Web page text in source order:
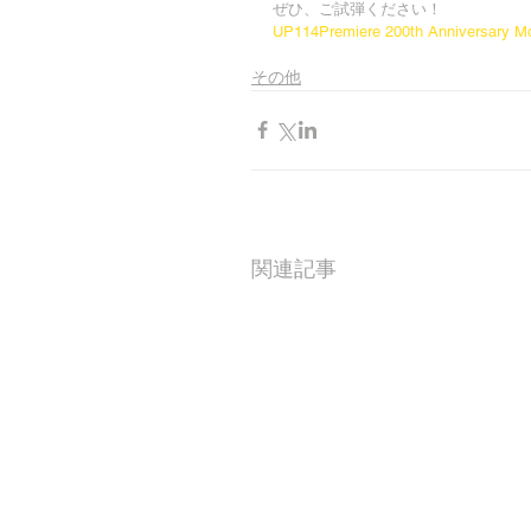
ぜひ、ご試弾ください！
UP114Premiere 200th Anniversary
その他
関連記事